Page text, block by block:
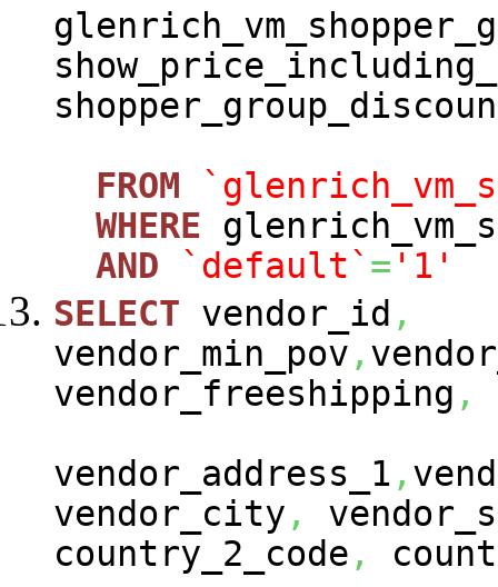
FROM
WHERE
AND
`default` = '1'
SELECT vendor_id ,
vendor_min_pov ,
vendor_freeshipping ,
vendor_address_1 ,
vendor_city ,
country_2_code ,